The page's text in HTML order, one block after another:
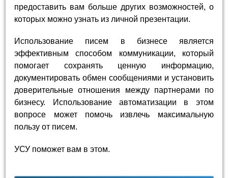
предоставить вам больше других возможностей, о
которых можно узнать из личной презентации.
Использование писем в бизнесе является
эффективным способом коммуникации, который
помогает сохранять ценную информацию,
документировать обмен сообщениями и установить
доверительные отношения между партнерами по
бизнесу. Использование автоматизации в этом
вопросе может помочь извлечь максимальную
пользу от писем.
УСУ поможет вам в этом.